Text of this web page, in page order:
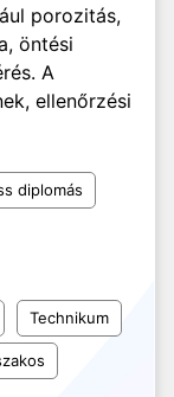
porozitás,
öntési
A
ellenőrzési
diplomás
Technikum